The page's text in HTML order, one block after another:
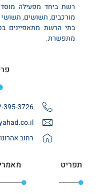
רשת ביחד מפעילה
מורכבים, תשושים, תשושי
בתי הרשת מתאפיינים
מתפשרת.
395-3726
רחוב אהרונוביץ 10,
תפריט